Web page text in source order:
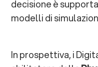
decisione è
modelli di
In prospettiva, i